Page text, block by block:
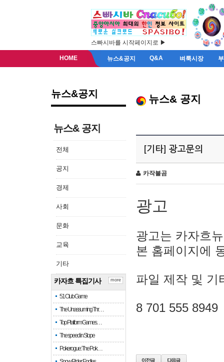
스빠시바를 시작페이지로 ▶
HOME 뉴스&공지 Q&A 벼룩시장
뉴스&공지
뉴스& 공지
전체
공지
경제
사회
문화
교육
기타
카자흐 특집기사
51 Club Game
The Unassuming Thr…
Top Platform Games…
The speed in Slope
Pokerogue: The Pok…
more
뉴스& 공지
[기타] 광고문의
카작불곰
광고
광고는 카자흐
본 홈페이지에
파일 제작 및 기
8 701 555 8949